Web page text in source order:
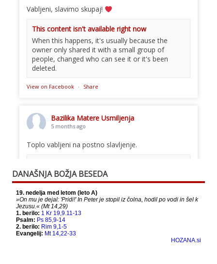
Vabljeni, slavimo skupaj!
This content isn't available right now
When this happens, it's usually because the
owner only shared it with a small group of
people, changed who can see it or it's been
deleted.
View on Facebook · Share
Bazilika Matere Usmiljenja
5 months ago
Toplo vabljeni na postno slavljenje.
When this happens, it's usually because the
owner only shared it with a small group of
people, changed who can see it or it's been
deleted.
View on Facebook
DANAŠNJA BOŽJA BESEDA